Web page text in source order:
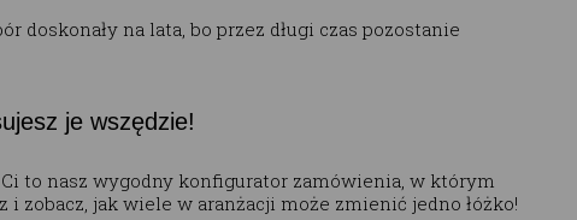
doskonały na lata, bo przez długi czas pozostanie
je wszędzie!
to nasz wygodny konfigurator zamówienia, w którym
zobacz, jak wiele w aranżacji może zmienić jedno łóżko!